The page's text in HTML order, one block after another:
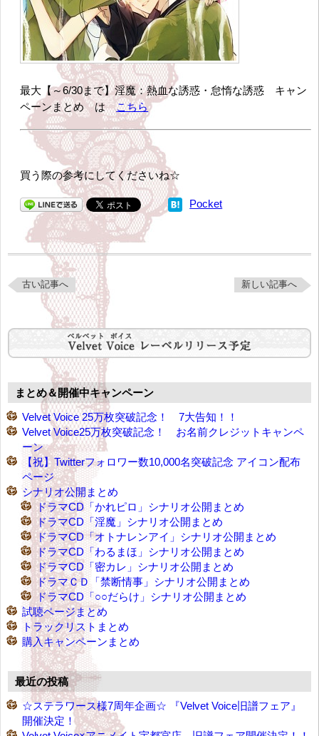
最大【～6/30まで】淫魔：熱血な誘惑・怠惰な誘惑 キャン
ペーンまとめ はこちら
買う際の参考にしてくださいね☆
Pocket
古い記事へ 新しい記事へ
まとめ＆開催中キャンペーン
Velvet Voice 25万枚突破記念！ 7大告知！！
Velvet Voice25万枚突破記念！ お名前クレジットキャンペ
ーン
【祝】Twitterフォロワー数10,000名突破記念 アイコン配布
ページ
シナリオ公開まとめ
ドラマCD「かれピロ」シナリオ公開まとめ
ドラマCD「淫魔」シナリオ公開まとめ
ドラマCD「オトナレンアイ」シナリオ公開まとめ
ドラマCD「わるまほ」シナリオ公開まとめ
ドラマCD「密カレ」シナリオ公開まとめ
ドラマＣＤ「禁断情事」シナリオ公開まとめ
ドラマCD「○○だらけ」シナリオ公開まとめ
試聴ページまとめ
トラックリストまとめ
購入キャンペーンまとめ
最近の投稿
☆ステラワース様7周年企画☆ 『Velvet Voice旧譜フェア』
開催決定！